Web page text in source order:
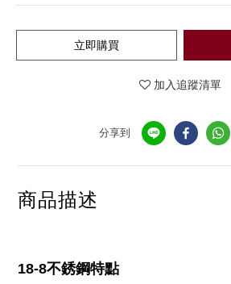
立即購買
加入追蹤清單
分享到
商品描述
18-8不銹鋼特點